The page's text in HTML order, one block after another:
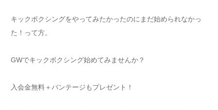
キックボクシングをやってみたかったのにまだ始められなかっ
た！って方。
GWでキックボクシング始めてみませんか？
入会金無料＋バンテージもプレゼント！